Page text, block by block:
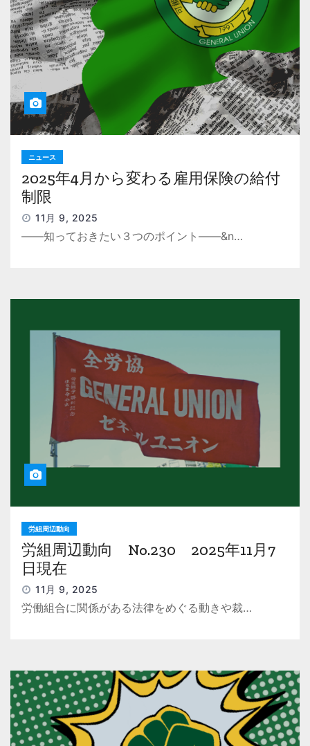
ニュース
2025年4月から変わる雇用保険の給付
制限
11月 9, 2025
――知っておきたい３つのポイント――&n…
労組周辺動向
労組周辺動向 No.230 2025年11月7
日現在
11月 9, 2025
労働組合に関係がある法律をめぐる動きや裁…